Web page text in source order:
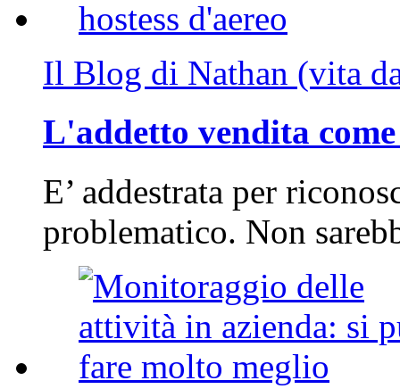
Il Blog di Nathan (vita
L'addetto vendita
E’ addestrata per
problematico. Non